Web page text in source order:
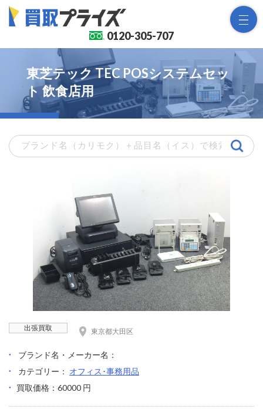
0120-305-707
東芝テック TEC POSシステムセッ
ト 飲食店用
出張買取 東京都大田区
ブランド名・メーカー名：
カテゴリー： オフィス･事務用品
買取価格：60000 円